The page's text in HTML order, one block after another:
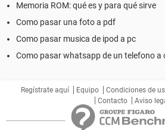
Memoria ROM: qué es y para qué sirve
Como pasar una foto a pdf
Como pasar musica de ipod a pc
Como pasar whatsapp de un telefono a
Regístrate aquí Equipo Condiciones de
Contacto
Aviso